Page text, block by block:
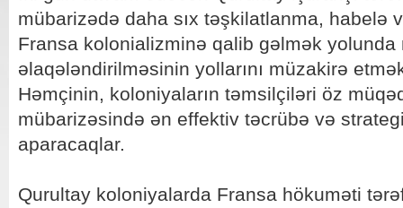
mübarizədə daha sıx təşkilatlanma, habelə
Fransa kolonializminə qalib gəlmək
əlaqələndirilməsinin yollarını müzakirə
Həmçinin, koloniyaların təmsilçiləri öz
mübarizəsində ən effektiv təcrübə və
aparacaqlar.
Qurultay koloniyalarda Fransa hökuməti